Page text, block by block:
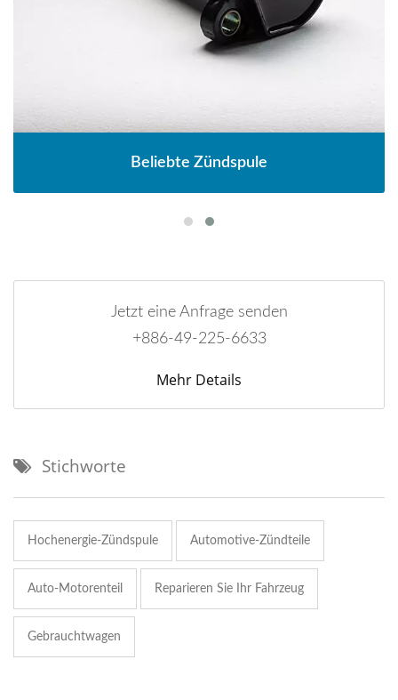
Beliebte Zündspule
Jetzt eine Anfrage senden
+886-49-225-6633
Mehr Details
Stichworte
Hochenergie-Zündspule Automotive-Zündteile
Auto-Motorenteil Reparieren Sie Ihr Fahrzeug
Gebrauchtwagen